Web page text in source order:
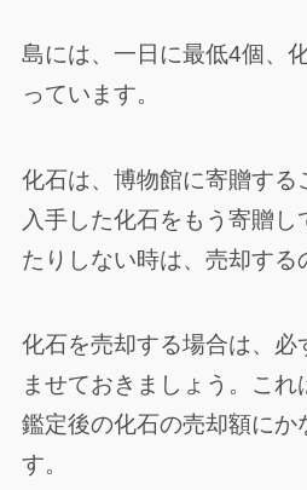
島には、一日に最低4個、
っています。
化石は、博物館に寄贈する
入手した化石をもう寄贈し
たりしない時は、売却する
化石を売却する場合は、必
ませておきましょう。これ
鑑定後の化石の売却額にか
す。